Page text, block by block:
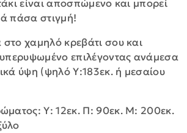
είναι αποσπώμενο και μπορεί
πάσα στιγμή!
χαμηλό κρεβάτι σου και
υπερυψωμένο επιλέγοντας ανάμεσα
ύψη (ψηλό Υ:183εκ. ή μεσαίου
Υ: 12εκ. Π: 90εκ. Μ: 200εκ.